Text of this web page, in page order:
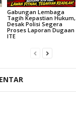
Gabungan Lembaga
Tagih Kepastian Hukum,
Desak Polisi Segera
Proses Laporan Dugaan
ITE